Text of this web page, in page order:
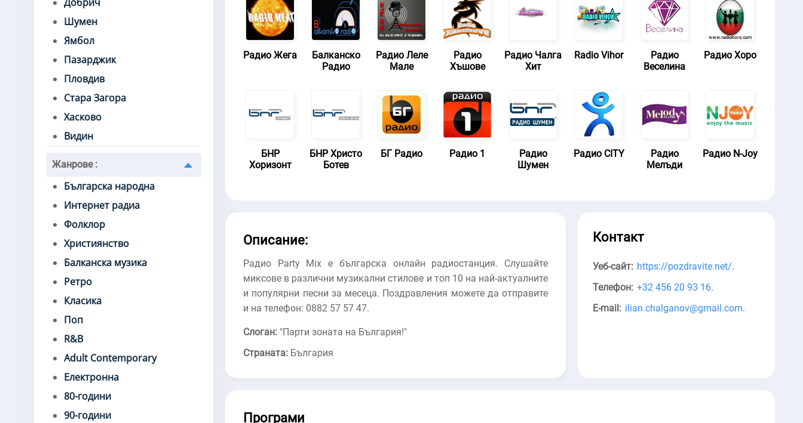
Шумен
Ямбол
Пазарджик
Пловдив
Стара Загора
Хасково
Видин
Жанрове :
Българска народна
Интернет радиа
Фолклор
Християнство
Балканска музика
Ретро
Класика
Поп
R&B
Adult Contemporary
Електронна
80-години
90-години
Радио Жега
Балканско
Радио
Радио Леле
Мале
Радио
Хъшове
Радио Чалга
Хит
Radio Vihor
Радио
Веселина
Радио Хоро
БНР
Хоризонт
БНР Христо
Ботев
БГ Радио Радио 1
Радио
Шумен
Радио CITY
Радио
Мелъди
Радио N-Joy
Описание:
Радио Party Mix е българска онлайн радиостанция. Слушайте
миксове в различни музикални стилове и топ 10 на най-актуалните
и популярни песни за месеца. Поздравления можете да отправите
и на телефон: 0882 57 57 47.
Слоган: "Парти зоната на България!"
Страната: България
Контакт
Уеб-сайт: https://pozdravite.net/.
Телефон: +32 456 20 93 16.
E-mail: ilian.chalganov@gmail.com.
Програми